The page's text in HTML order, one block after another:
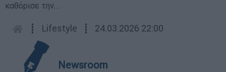
καθόρισε την...
┋ Lifestyle ┋ 24.03.2026 22:00
Newsroom